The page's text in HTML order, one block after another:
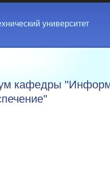
университет
кафедры